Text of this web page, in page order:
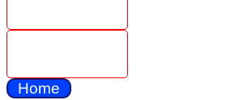
Home